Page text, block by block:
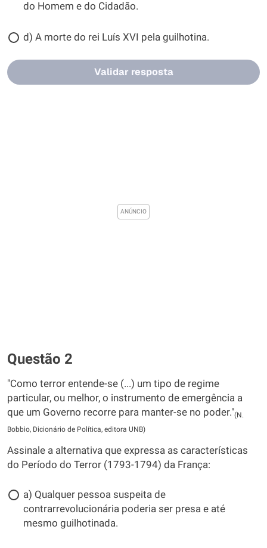
do Homem e do Cidadão.
d) A morte do rei Luís XVI pela guilhotina.
Validar resposta
Questão 2
"Como terror entende-se (...) um tipo de regime
particular, ou melhor, o instrumento de emergência a
que um Governo recorre para manter-se no poder."(N.
Bobbio, Dicionário de Política, editora UNB)
Assinale a alternativa que expressa as características
do Período do Terror (1793-1794) da França:
a) Qualquer pessoa suspeita de
contrarrevolucionária poderia ser presa e até
mesmo guilhotinada.